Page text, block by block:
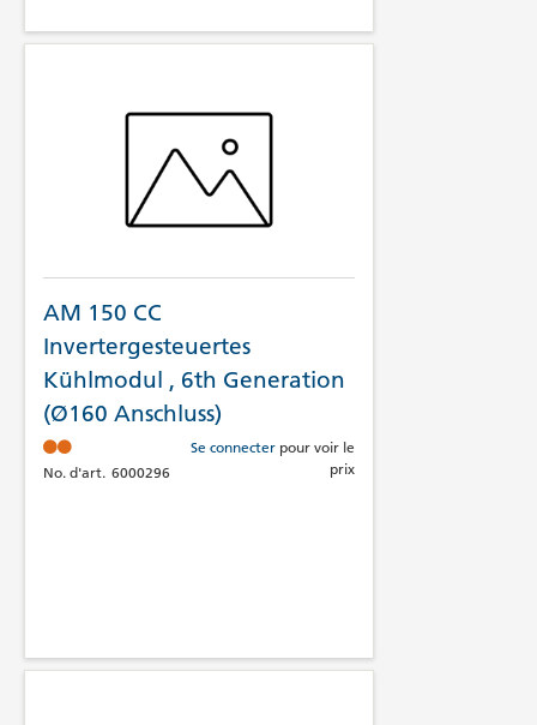
AM 150 CC
Invertergesteuertes
Kühlmodul , 6th Generation
(Ø160 Anschluss)
Se connecter pour voir le
prix
No. d'art. 6000296